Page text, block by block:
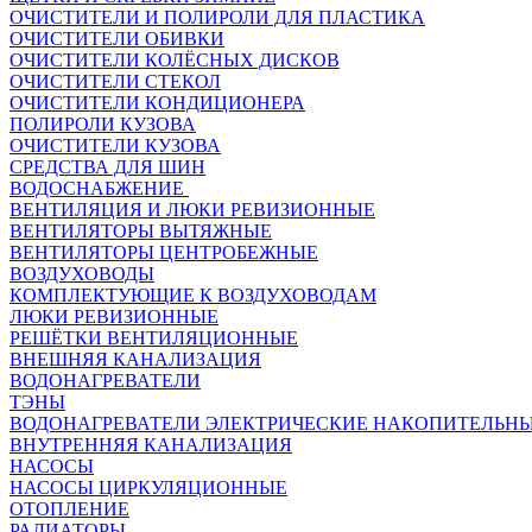
ОЧИСТИТЕЛИ И ПОЛИРОЛИ ДЛЯ ПЛАСТИКА
ОЧИСТИТЕЛИ ОБИВКИ
ОЧИСТИТЕЛИ КОЛЁСНЫХ ДИСКОВ
ОЧИСТИТЕЛИ СТЕКОЛ
ОЧИСТИТЕЛИ КОНДИЦИОНЕРА
ПОЛИРОЛИ КУЗОВА
ОЧИСТИТЕЛИ КУЗОВА
СРЕДСТВА ДЛЯ ШИН
ВОДОСНАБЖЕНИЕ
ВЕНТИЛЯЦИЯ И ЛЮКИ РЕВИЗИОННЫЕ
ВЕНТИЛЯТОРЫ ВЫТЯЖНЫЕ
ВЕНТИЛЯТОРЫ ЦЕНТРОБЕЖНЫЕ
ВОЗДУХОВОДЫ
КОМПЛЕКТУЮЩИЕ К ВОЗДУХОВОДАМ
ЛЮКИ РЕВИЗИОННЫЕ
РЕШЁТКИ ВЕНТИЛЯЦИОННЫЕ
ВНЕШНЯЯ КАНАЛИЗАЦИЯ
ВОДОНАГРЕВАТЕЛИ
ТЭНЫ
ВОДОНАГРЕВАТЕЛИ ЭЛЕКТРИЧЕСКИЕ
ВНУТРЕННЯЯ КАНАЛИЗАЦИЯ
НАСОСЫ
НАСОСЫ ЦИРКУЛЯЦИОННЫЕ
ОТОПЛЕНИЕ